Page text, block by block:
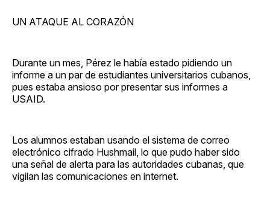
UN ATAQUE AL CORAZÓN
Durante un mes, Pérez le había estado pidiendo un
informe a un par de estudiantes universitarios cubanos,
pues estaba ansioso por presentar sus informes a
USAID.
Los alumnos estaban usando el sistema de correo
electrónico cifrado Hushmail, lo que pudo haber sido
una señal de alerta para las autoridades cubanas, que
vigilan las comunicaciones en internet.